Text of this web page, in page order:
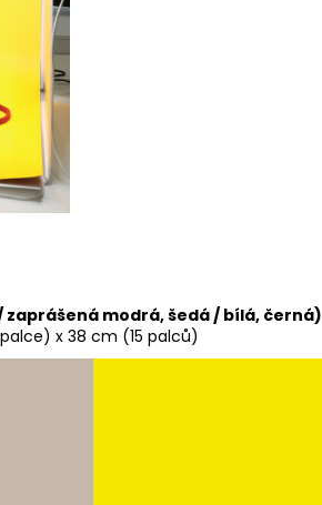
zaprášená modrá, šedá / bílá, černá)
x 38 cm (15 palců)